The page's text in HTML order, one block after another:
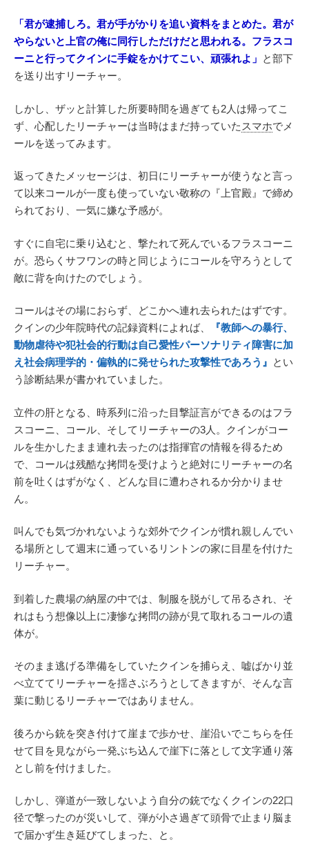
「君が逮捕しろ。君が手がかりを追い資料をまとめた。君が
やらないと上官の俺に同行しただけだと思われる。フラスコ
ーニと行ってクインに手錠をかけてこい、頑張れよ」 と部下
を送り出すリーチャー。
しかし、ザッと計算した所要時間を過ぎても2人は帰ってこ
ず、心配したリーチャーは当時はまだ持っていた スマホでメ
ールを送ってみます。
返ってきたメッセージは、初日にリーチャーが使うなと言っ
て以来コールが一度も使っていない敬称の『上官殿』で締め
られており、一気に嫌な予感が。
すぐに自宅に乗り込むと、撃たれて死んでいるフラスコーニ
が。恐らくサフワンの時と同じようにコールを守ろうとして
敵に背を向けたのでしょう。
コールはその場におらず、どこかへ連れ去られたはずです。
クインの少年院時代の記録資料によれば、
『教師への暴行、
動物虐待や犯社会的行動は自己愛性パーソナリティ障害に加
え社会病理学的・偏執的に発せられた攻撃性であろう』 とい
う診断結果が書かれていました。
立件の肝となる、時系列に沿った目撃証言ができるのはフラ
スコーニ、コール、そしてリーチャーの3人。クインがコー
ルを生かしたまま連れ去ったのは指揮官の情報を得るため
で、コールは残酷な拷問を受けようと絶対にリーチャーの名
前を吐くはずがなく、どんな目に遭わされるか分かりませ
ん。
叫んでも気づかれないような郊外でクインが慣れ親しんでい
る場所として週末に通っているリントンの家に目星を付けた
リーチャー。
到着した農場の納屋の中では、制服を脱がして吊るされ、そ
れはもう想像以上に凄惨な拷問の跡が見て取れるコールの遺
体が。
そのまま逃げる準備をしていたクインを捕らえ、嘘ばかり並
べ立ててリーチャーを揺さぶろうとしてきますが、そんな言
葉に動じるリーチャーではありません。
後ろから銃を突き付けて崖まで歩かせ、崖沿いでこちらを任
せて目を見ながら一発ぶち込んで崖下に落として文字通り落
とし前を付けました。
しかし、弾道が一致しないよう自分の銃でなくクインの22口
径で撃ったのが災いして、弾が小さ過ぎて頭骨で止まり脳ま
で届かず生き延びてしまった、と。